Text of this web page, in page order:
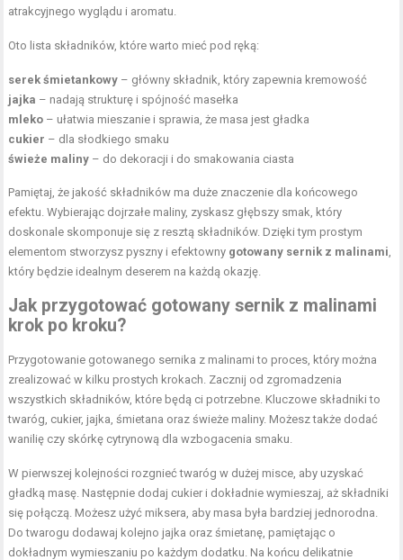
atrakcyjnego wyglądu i aromatu.
Oto lista składników, które warto mieć pod ręką:
serek śmietankowy – główny składnik, który zapewnia kremowość
jajka – nadają strukturę i spójność masełka
mleko – ułatwia mieszanie i sprawia, że masa jest gładka
cukier – dla słodkiego smaku
świeże maliny – do dekoracji i do smakowania ciasta
Pamiętaj, że jakość składników ma duże znaczenie dla końcowego
efektu. Wybierając dojrzałe maliny, zyskasz głębszy smak, który
doskonale skomponuje się z resztą składników. Dzięki tym prostym
elementom stworzysz pyszny i efektowny gotowany sernik z malinami
który będzie idealnym deserem na każdą okazję.
Jak przygotować gotowany sernik z malinami
krok po kroku?
Przygotowanie gotowanego sernika z malinami to proces, który można
zrealizować w kilku prostych krokach. Zacznij od zgromadzenia
wszystkich składników, które będą ci potrzebne. Kluczowe składniki to
twaróg, cukier, jajka, śmietana oraz świeże maliny. Możesz także dodać
wanilię czy skórkę cytrynową dla wzbogacenia smaku.
W pierwszej kolejności rozgnieć twaróg w dużej misce, aby uzyskać
gładką masę. Następnie dodaj cukier i dokładnie wymieszaj, aż składniki
się połączą. Możesz użyć miksera, aby masa była bardziej jednorodna.
Do twarogu dodawaj kolejno jajka oraz śmietanę, pamiętając o
dokładnym wymieszaniu po każdym dodatku. Na końcu delikatnie